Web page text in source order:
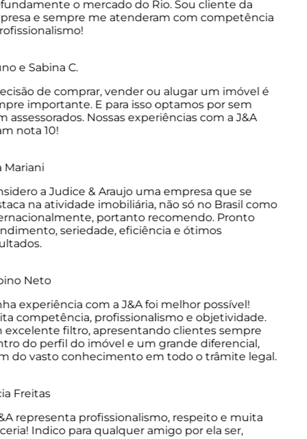
o mercado do Rio. Sou cliente da
e sempre me atenderam com competência
e Sabina C.
de comprar, vender ou alugar um imóvel é
importante. E para isso optamos por sem
Nossas experiências com a J&A
nota 10!
a Judice & Araujo uma empresa que se
na atividade imobiliária, não só no Brasil como
portanto recomendo. Pronto
seriedade, eficiência e ótimos
Neto
experiência com a J&A foi melhor possível!
competência, profissionalismo e objetividade.
filtro, apresentando clientes sempre
do perfil do imóvel e um grande diferencial,
do vasto conhecimento em todo o trâmite legal.
Freitas
representa profissionalismo, respeito e muita
Indico para qualquer amigo por ela ser,